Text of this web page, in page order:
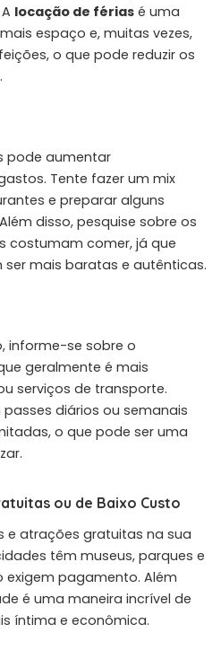
locação de férias é uma
espaço e, muitas vezes,
o que pode reduzir os
pode aumentar
Tente fazer um mix
e preparar alguns
disso, pesquise sobre os
costumam comer, já que
mais baratas e autênticas.
informe-se sobre o
geralmente é mais
serviços de transporte.
diários ou semanais
o que pode ser uma
ou de Baixo Custo
e atrações gratuitas na sua
têm museus, parques e
exigem pagamento. Além
é uma maneira incrível de
íntima e econômica.